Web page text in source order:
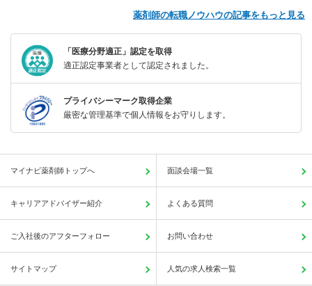
薬剤師の転職ノウハウの記事をもっと見る
「医療分野適正」認定を取得
適正認定事業者として認定されました。
プライバシーマーク取得企業
厳密な管理基準で個人情報をお守りします。
マイナビ薬剤師トップへ 面談会場一覧
キャリアアドバイザー紹介 よくある質問
ご入社後のアフターフォロー お問い合わせ
サイトマップ 人気の求人検索一覧